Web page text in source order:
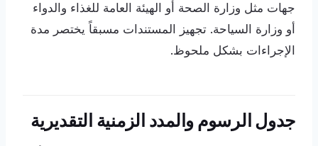
جهات مثل وزارة الصحة أو الهيئة العامة للغذاء والدواء
أو وزارة السياحة. تجهيز المستندات مسبقاً يختصر مدة
الإجراءات بشكل ملحوظ.
جدول الرسوم والمدد الزمنية التقديرية